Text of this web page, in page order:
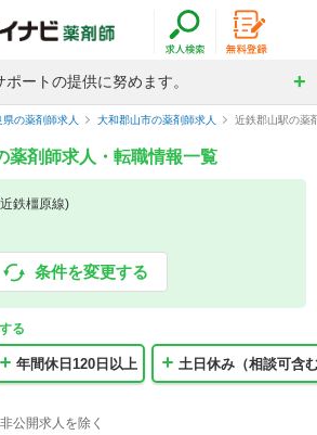
ートの提供に努めます。
県の薬剤師求人 大和郡山市の薬剤師求人 近鉄郡山駅の薬
薬剤師求人・転職情報一覧
鉄橿原線)
条件を変更する
る
年間休日120日以上 土日休み（相談可含
公開求人を除く